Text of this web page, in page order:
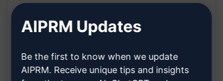
个优势的益处
帮助打造高转化的产品描述
通过客户评论辨识产品特征和优势
制作吸引人的产品描述，提高转化率
AIPRM Updates
Be the first to know when we update
AIPRM. Receive unique tips and insights